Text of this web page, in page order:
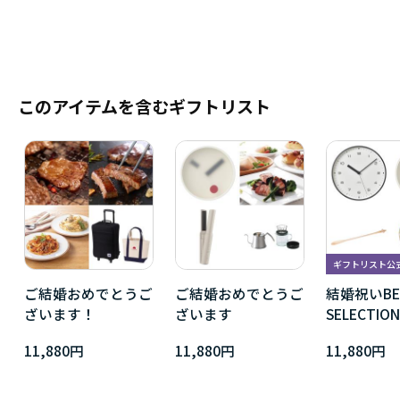
このアイテムを含むギフトリスト
ご結婚おめでとうご
ざいます！
11,880円
ご結婚おめでとうご
ざいます
11,880円
ギフトリスト公
結婚祝い
SELECTION
11,880円